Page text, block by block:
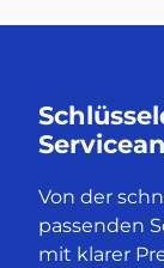
Von der
passenden
mit klarer